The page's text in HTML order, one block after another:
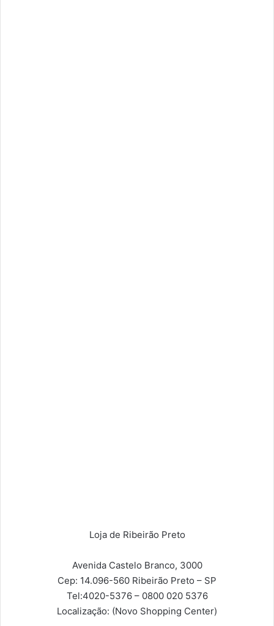
Loja de Ribeirão Preto
Avenida Castelo Branco, 3000
Cep: 14.096-560 Ribeirão Preto – SP
Tel:4020-5376 – 0800 020 5376
Localização: (Novo Shopping Center)